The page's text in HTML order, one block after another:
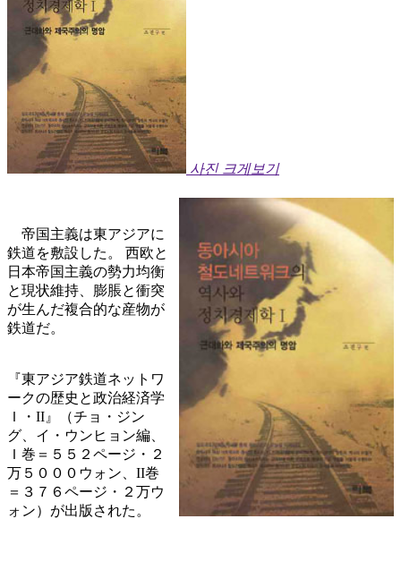
사진 크게보기
帝国主義は東アジアに
鉄道を敷設した。 西欧と
日本帝国主義の勢力均衡
と現状維持、膨脹と衝突
が生んだ複合的な産物が
鉄道だ。
『東アジア鉄道ネットワ
ークの歴史と政治経済学
Ｉ・II』（チョ・ジン
グ、イ・ウンヒョン編、
Ｉ巻＝５５２ページ・２
万５０００ウォン、II巻
＝３７６ページ・２万ウ
ォン）が出版された。